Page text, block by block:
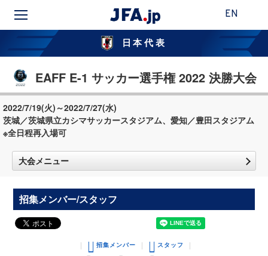
EN
日本代表
EAFF E-1 サッカー選手権 2022 決勝大会
2022/7/19(火)～2022/7/27(水)
茨城／茨城県立カシマサッカースタジアム、愛知／豊田スタジアム
※全日程再入場可
大会メニュー
招集メンバー/スタッフ
招集メンバー スタッフ